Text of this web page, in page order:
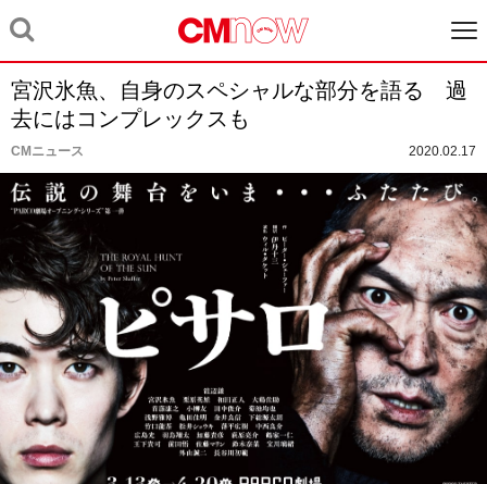
宮沢氷魚、自身のスペシャルな部分を語る 過
去にはコンプレックスも
CMニュース 2020.02.17